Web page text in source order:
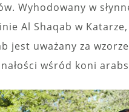
Wyhodowany w
Al Shaqab w
jest uważany za
wśród koni